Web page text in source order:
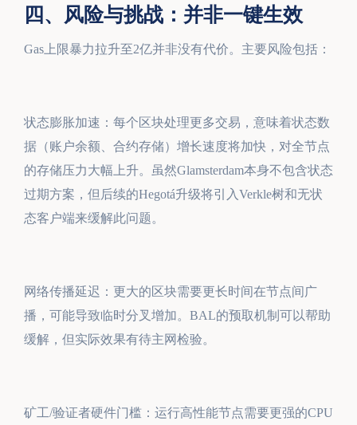
四、风险与挑战：并非一键生效
Gas上限暴力拉升至2亿并非没有代价。主要风险包括：
状态膨胀加速：每个区块处理更多交易，意味着状态数
据（账户余额、合约存储）增长速度将加快，对全节点
的存储压力大幅上升。虽然Glamsterdam本身不包含状态
过期方案，但后续的Hegotá升级将引入Verkle树和无状
态客户端来缓解此问题。
网络传播延迟：更大的区块需要更长时间在节点间广
播，可能导致临时分叉增加。BAL的预取机制可以帮助
缓解，但实际效果有待主网检验。
矿工/验证者硬件门槛：运行高性能节点需要更强的CPU